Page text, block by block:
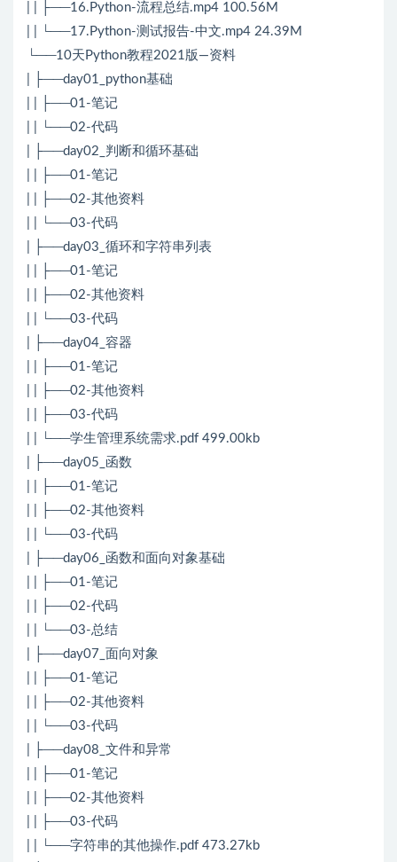
| | ├──16.Python-流程总结.mp4 100.56M
| | └──17.Python-测试报告-中文.mp4 24.39M
└──10天Python教程2021版—资料
| ├──day01_python基础
| | ├──01-笔记
| | └──02-代码
| ├──day02_判断和循环基础
| | ├──01-笔记
| | ├──02-其他资料
| | └──03-代码
| ├──day03_循环和字符串列表
| | ├──01-笔记
| | ├──02-其他资料
| | └──03-代码
| ├──day04_容器
| | ├──01-笔记
| | ├──02-其他资料
| | ├──03-代码
| | └──学生管理系统需求.pdf 499.00kb
| ├──day05_函数
| | ├──01-笔记
| | ├──02-其他资料
| | └──03-代码
| ├──day06_函数和面向对象基础
| | ├──01-笔记
| | ├──02-代码
| | └──03-总结
| ├──day07_面向对象
| | ├──01-笔记
| | ├──02-其他资料
| | └──03-代码
| ├──day08_文件和异常
| | ├──01-笔记
| | ├──02-其他资料
| | ├──03-代码
| | └──字符串的其他操作.pdf 473.27kb